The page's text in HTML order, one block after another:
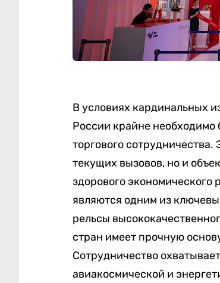
В условиях кардинальных
России крайне необходимо
торгового
текущих вызовов, но и
здорового экономического
являются одним из
рельсы
стран имеет прочную
Сотрудничество
авиакосмической и